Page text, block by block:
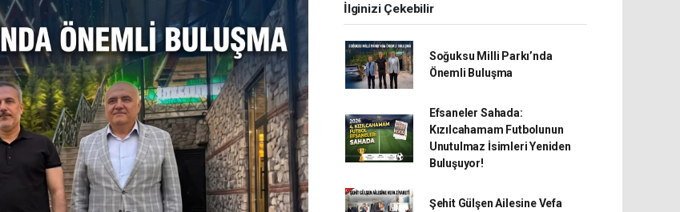
İlginizi Çekebilir
Soğuksu Milli Parkı’nda
Önemli Buluşma
Efsaneler Sahada:
Kızılcahamam Futbolunun
Unutulmaz İsimleri Yeniden
Buluşuyor!
Şehit Gülşen Ailesine Vefa